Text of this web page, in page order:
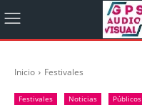
Inicio Festivales
Festivales Noticias Públicos